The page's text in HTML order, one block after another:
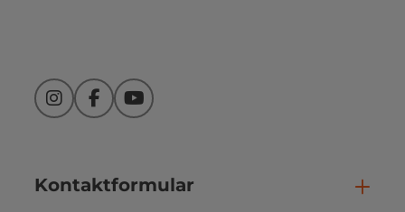
InstagramFacebookYouTube
Kontaktformular